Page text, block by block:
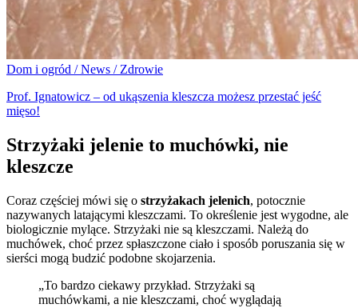
Dom i ogród / News / Zdrowie
Prof. Ignatowicz – od ukąszenia kleszcza możesz przestać jeść
mięso!
Strzyżaki jelenie to muchówki, nie
kleszcze
Coraz częściej mówi się o strzyżakach jelenich, potocznie
nazywanych latającymi kleszczami. To określenie jest wygodne, ale
biologicznie mylące. Strzyżaki nie są kleszczami. Należą do
muchówek, choć przez spłaszczone ciało i sposób poruszania się w
sierści mogą budzić podobne skojarzenia.
„To bardzo ciekawy przykład. Strzyżaki są
muchówkami, a nie kleszczami, choć wyglądają